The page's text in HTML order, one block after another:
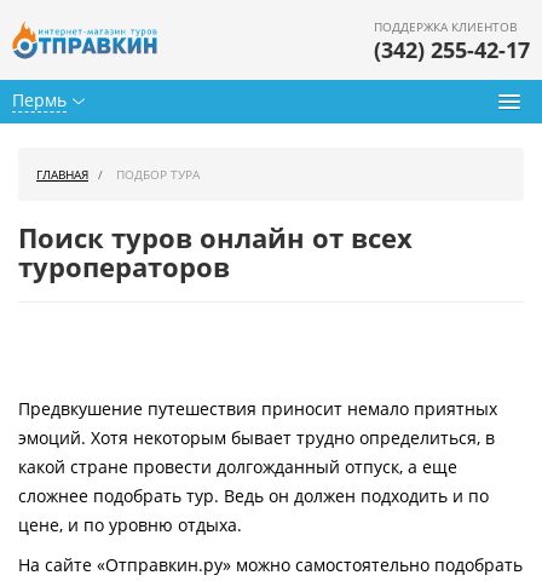
Пермь
ПОДДЕРЖКА КЛИЕНТОВ
(342) 255-42-17
Горящие туры
Страны
Как купить
Контакты
ГЛАВНАЯ ПОДБОР ТУРА
Поиск туров онлайн от всех
туроператоров
Предвкушение путешествия приносит немало приятных
эмоций. Хотя некоторым бывает трудно определиться, в
какой стране провести долгожданный отпуск, а еще
сложнее подобрать тур. Ведь он должен подходить и по
цене, и по уровню отдыха.
На сайте «Отправкин.ру» можно самостоятельно подобрать